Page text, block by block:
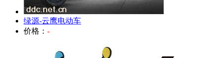
绿源-云鹰电动车
价格： -